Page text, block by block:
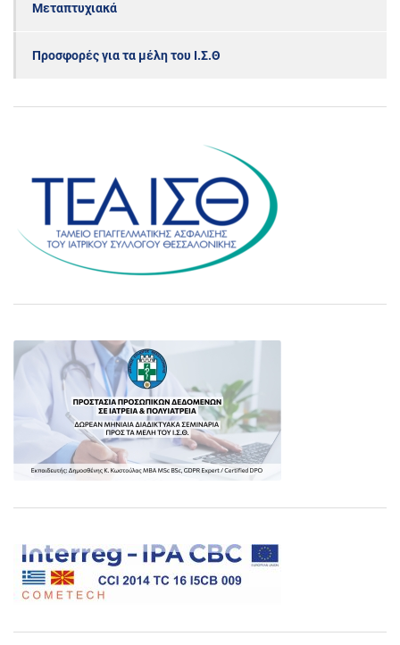
Μεταπτυχιακά
Προσφορές για τα μέλη του Ι.Σ.Θ